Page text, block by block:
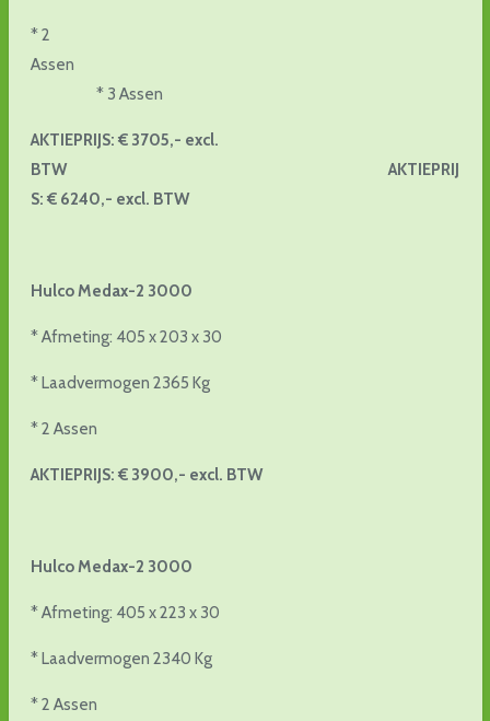
* 2
Assen
* 3 Assen
AKTIEPRIJS: € 3705,- excl.
BTW AKTIEPRIJ
S: € 6240,- excl. BTW
Hulco Medax-2 3000
* Afmeting: 405 x 203 x 30
* Laadvermogen 2365 Kg
* 2 Assen
AKTIEPRIJS: € 3900,- excl. BTW
Hulco Medax-2 3000
* Afmeting: 405 x 223 x 30
* Laadvermogen 2340 Kg
* 2 Assen